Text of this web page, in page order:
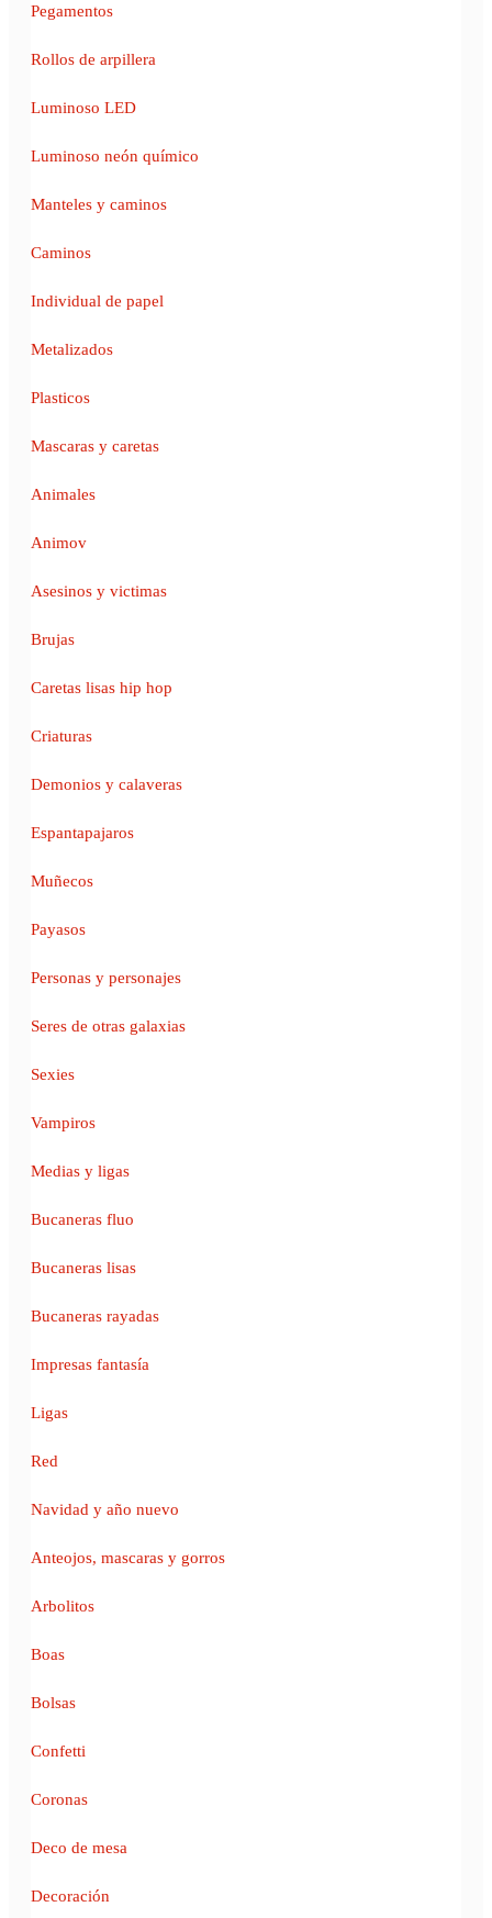
Pegamentos
Rollos de arpillera
Luminoso LED
Luminoso neón químico
Manteles y caminos
Caminos
Individual de papel
Metalizados
Plasticos
Mascaras y caretas
Animales
Animov
Asesinos y victimas
Brujas
Caretas lisas hip hop
Criaturas
Demonios y calaveras
Espantapajaros
Muñecos
Payasos
Personas y personajes
Seres de otras galaxias
Sexies
Vampiros
Medias y ligas
Bucaneras fluo
Bucaneras lisas
Bucaneras rayadas
Impresas fantasía
Ligas
Red
Navidad y año nuevo
Anteojos, mascaras y gorros
Arbolitos
Boas
Bolsas
Confetti
Coronas
Deco de mesa
Decoración